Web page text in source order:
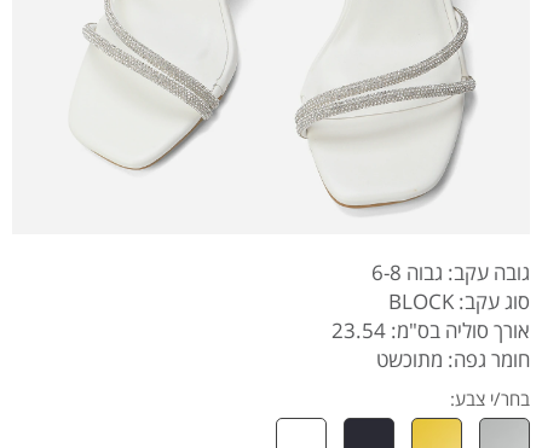
גובה עקב: גבוה 6-8
סוג עקב: BLOCK
אורך סוליה בס"מ: 23.54
חומר גפה: מתוכשט
בחר/י צבע: